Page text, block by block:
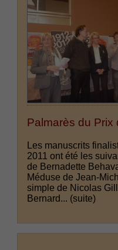
Palmarès du Prix
Les manuscrits
2011 ont été les
de Bernadette
Méduse de Jean-
simple de Nicolas
Bernard... (suite)